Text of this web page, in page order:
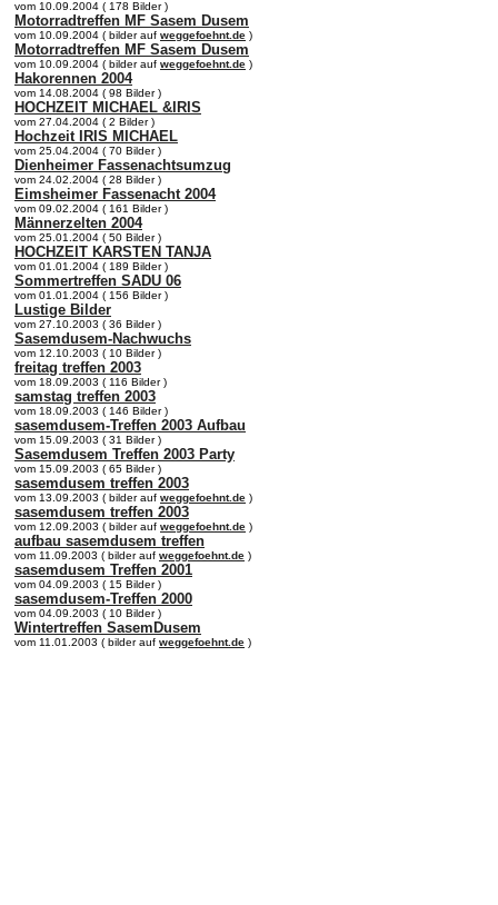
vom 10.09.2004 ( 178 Bilder )
Motorradtreffen MF Sasem Dusem
vom 10.09.2004 ( bilder auf weggefoehnt.de )
Motorradtreffen MF Sasem Dusem
vom 10.09.2004 ( bilder auf weggefoehnt.de )
Hakorennen 2004
vom 14.08.2004 ( 98 Bilder )
HOCHZEIT MICHAEL &IRIS
vom 27.04.2004 ( 2 Bilder )
Hochzeit IRIS MICHAEL
vom 25.04.2004 ( 70 Bilder )
Dienheimer Fassenachtsumzug
vom 24.02.2004 ( 28 Bilder )
Eimsheimer Fassenacht 2004
vom 09.02.2004 ( 161 Bilder )
Männerzelten 2004
vom 25.01.2004 ( 50 Bilder )
HOCHZEIT KARSTEN TANJA
vom 01.01.2004 ( 189 Bilder )
Sommertreffen SADU 06
vom 01.01.2004 ( 156 Bilder )
Lustige Bilder
vom 27.10.2003 ( 36 Bilder )
Sasemdusem-Nachwuchs
vom 12.10.2003 ( 10 Bilder )
freitag treffen 2003
vom 18.09.2003 ( 116 Bilder )
samstag treffen 2003
vom 18.09.2003 ( 146 Bilder )
sasemdusem-Treffen 2003 Aufbau
vom 15.09.2003 ( 31 Bilder )
Sasemdusem Treffen 2003 Party
vom 15.09.2003 ( 65 Bilder )
sasemdusem treffen 2003
vom 13.09.2003 ( bilder auf weggefoehnt.de )
sasemdusem treffen 2003
vom 12.09.2003 ( bilder auf weggefoehnt.de )
aufbau sasemdusem treffen
vom 11.09.2003 ( bilder auf weggefoehnt.de )
sasemdusem Treffen 2001
vom 04.09.2003 ( 15 Bilder )
sasemdusem-Treffen 2000
vom 04.09.2003 ( 10 Bilder )
Wintertreffen SasemDusem
vom 11.01.2003 ( bilder auf weggefoehnt.de )